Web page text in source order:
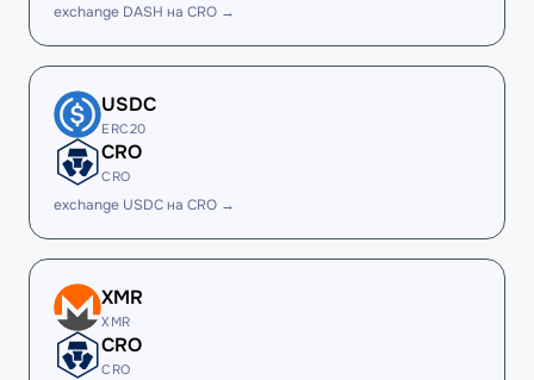
exchange DASH на CRO →
USDC
ERC20
CRO
CRO
exchange USDC на CRO →
XMR
XMR
CRO
CRO